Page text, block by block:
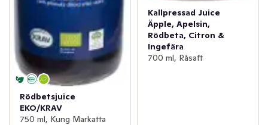
Rödbetsjuice
EKO/KRAV
750 ml, Kung Markatta
Kallpressad Juice
Äpple, Apelsin,
Rödbeta, Citron &
Ingefära
700 ml, Råsaft